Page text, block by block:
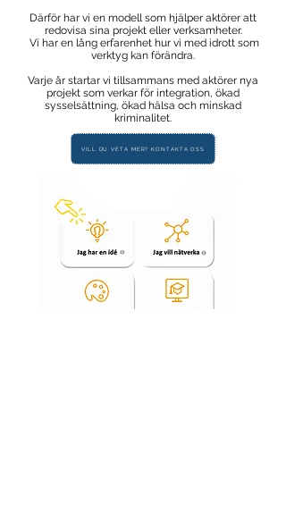
Därför har vi en modell som hjälper aktörer att
redovisa sina projekt eller verksamheter.
Vi har en lång erfarenhet hur vi med idrott som
verktyg kan förändra.
Varje år startar vi tillsammans med aktörer nya
projekt som verkar för integration, ökad
sysselsättning, ökad hälsa och minskad
kriminalitet.
VILL DU VETA MER? KONTAKTA OSS